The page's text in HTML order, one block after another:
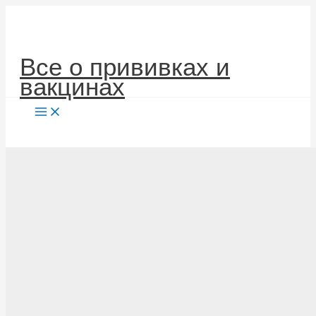
Все о прививках и
вакцинах